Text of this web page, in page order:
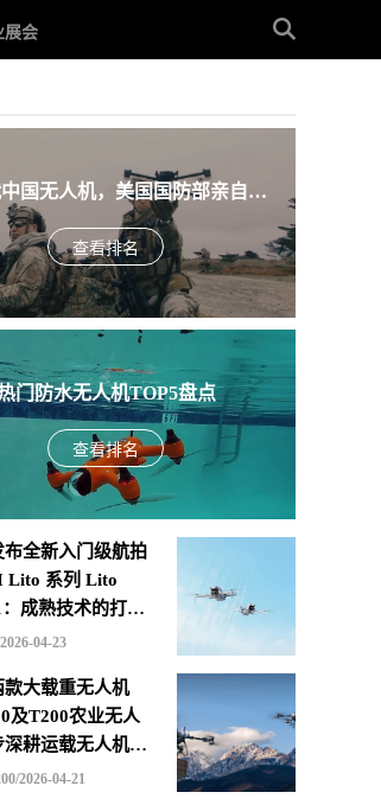
展会
国无人机，美国国防部亲自下
入围美军SRR项目的五款无人机
查看排名
门防水无人机TOP5盘点
查看排名
布全新入门级航拍
Lito 系列 Lito
成熟技术的打包
格的选择
04-23
款大载重无人机
及T200农业无人
耕运载无人机市
2026-04-21